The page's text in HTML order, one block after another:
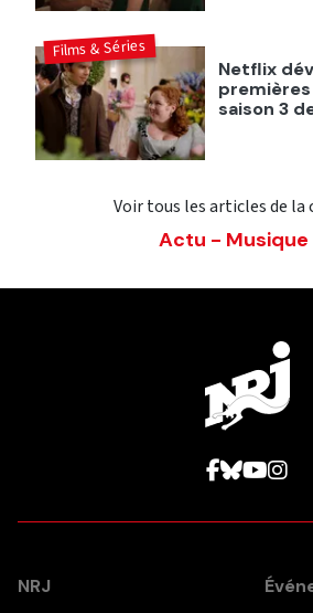
Netflix
saison 3
Films & Séries
Voir tous les articles de la
Actu - Musique
NRJ